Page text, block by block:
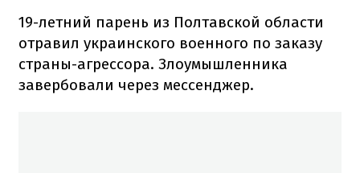
19-летний парень из Полтавской области
отравил украинского военного по заказу
страны-агрессора. Злоумышленника
завербовали через мессенджер.